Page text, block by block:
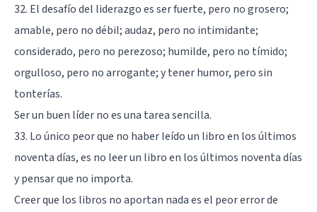
32. El desafío del liderazgo es ser fuerte, pero no grosero;
amable, pero no débil; audaz, pero no intimidante;
considerado, pero no perezoso; humilde, pero no tímido;
orgulloso, pero no arrogante; y tener humor, pero sin
tonterías.
Ser un buen líder no es una tarea sencilla.
33. Lo único peor que no haber leído un libro en los últimos
noventa días, es no leer un libro en los últimos noventa días
y pensar que no importa.
Creer que los libros no aportan nada es el peor error de